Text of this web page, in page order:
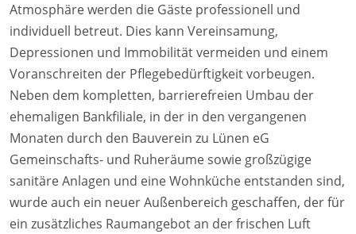
Atmosphäre werden die Gäste professionell und
individuell betreut. Dies kann Vereinsamung,
Depressionen und Immobilität vermeiden und einem
Voranschreiten der Pflegebedürftigkeit vorbeugen.
Neben dem kompletten, barrierefreien Umbau der
ehemaligen Bankfiliale, in der in den vergangenen
Monaten durch den Bauverein zu Lünen eG
Gemeinschafts- und Ruheräume sowie großzügige
sanitäre Anlagen und eine Wohnküche entstanden sind,
wurde auch ein neuer Außenbereich geschaffen, der für
ein zusätzliches Raumangebot an der frischen Luft